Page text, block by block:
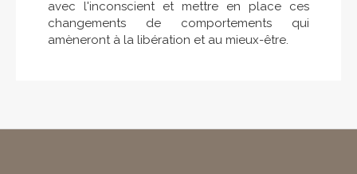
avec l'inconscient et mettre en place ces
changements de comportements qui
amèneront à la libération et au mieux-être.